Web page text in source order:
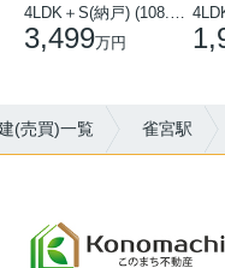
3,499万円
(売買)一覧 雀宮駅